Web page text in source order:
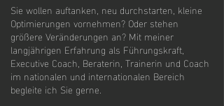
Sie wollen auftanken, neu durchstarten, kleine
Optimierungen vornehmen? Oder stehen
größere Veränderungen an? Mit meiner
langjährigen Erfahrung als Führungskraft,
Executive Coach, Beraterin, Trainerin und Coach
im nationalen und internationalen Bereich
begleite ich Sie gerne.